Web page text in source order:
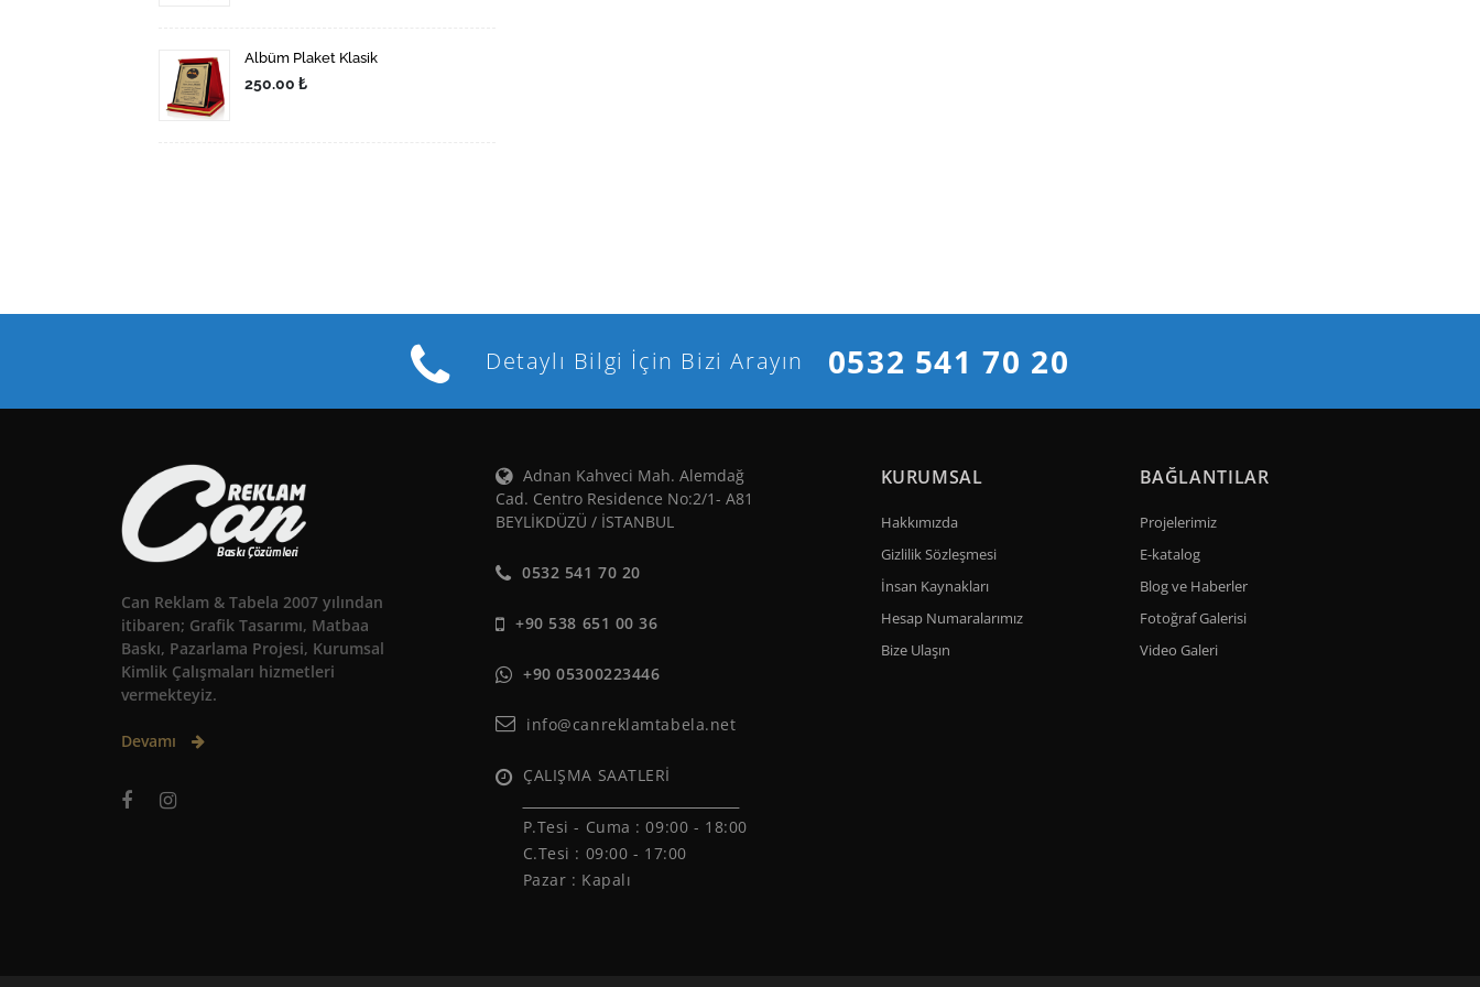
Albüm Plaket Klasik
250.00 ₺
Detaylı Bilgi İçin Bizi Arayın 0532 541 70 20
Can Reklam & Tabela 2007 yılından
itibaren; Grafik Tasarımı, Matbaa
Baskı, Pazarlama Projesi, Kurumsal
Kimlik Çalışmaları hizmetleri
vermekteyiz.
Devamı
Adnan Kahveci Mah. Alemdağ
Cad. Centro Residence No:2/1- A81
BEYLİKDÜZÜ / İSTANBUL
0532 541 70 20
+90 538 651 00 36
+90 05300223446
info@canreklamtabela.net
ÇALIŞMA SAATLERİ
P.Tesi - Cuma : 09:00 - 18:00
C.Tesi : 09:00 - 17:00
Pazar : Kapalı
KURUMSAL
Hakkımızda
Gizlilik Sözleşmesi
İnsan Kaynakları
Hesap Numaralarımız
Bize Ulaşın
BAĞLANTILAR
Projelerimiz
E-katalog
Blog ve Haberler
Fotoğraf Galerisi
Video Galeri